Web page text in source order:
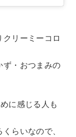
リーミーコロ
ず・おつまみの
に感じる人も
らいなので、